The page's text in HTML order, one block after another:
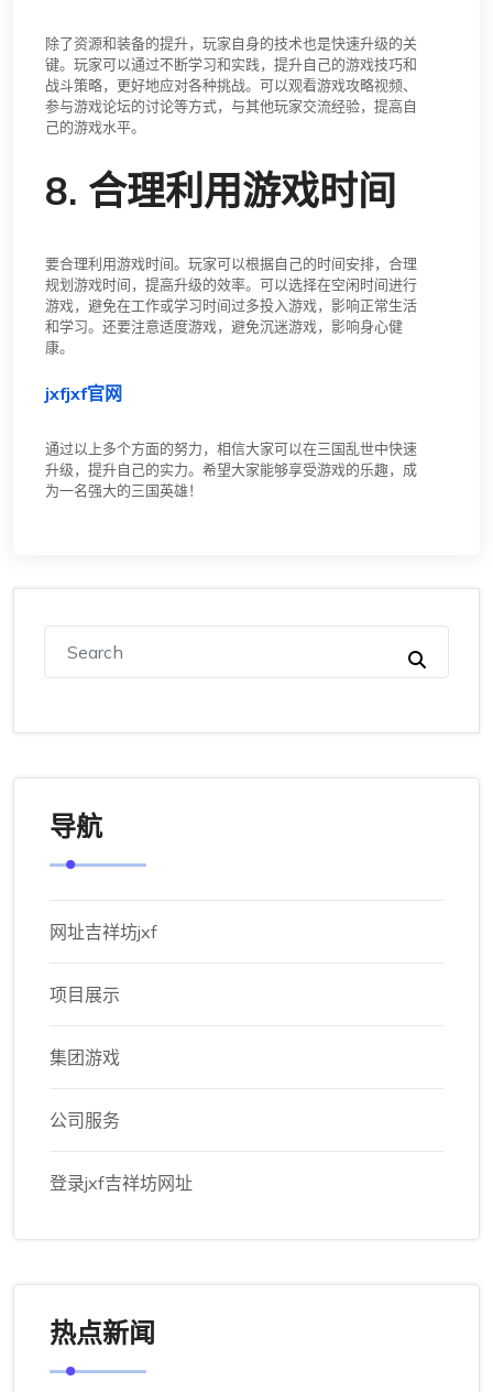
除了资源和装备的提升，玩家自身的技术也是快速升级的关
键。玩家可以通过不断学习和实践，提升自己的游戏技巧和
战斗策略，更好地应对各种挑战。可以观看游戏攻略视频、
参与游戏论坛的讨论等方式，与其他玩家交流经验，提高自
己的游戏水平。
8. 合理利用游戏时间
要合理利用游戏时间。玩家可以根据自己的时间安排，合理
规划游戏时间，提高升级的效率。可以选择在空闲时间进行
游戏，避免在工作或学习时间过多投入游戏，影响正常生活
和学习。还要注意适度游戏，避免沉迷游戏，影响身心健
康。
jxfjxf官网
通过以上多个方面的努力，相信大家可以在三国乱世中快速
升级，提升自己的实力。希望大家能够享受游戏的乐趣，成
为一名强大的三国英雄！
导航
网址吉祥坊jxf
项目展示
集团游戏
公司服务
登录jxf吉祥坊网址
热点新闻